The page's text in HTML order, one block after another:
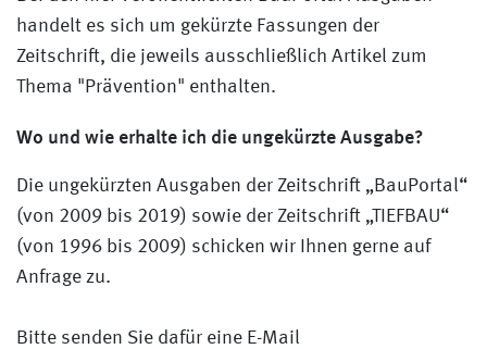
handelt es sich um gekürzte Fassungen der
Zeitschrift, die jeweils ausschließlich Artikel zum
Thema "Prävention" enthalten.
Wo und wie erhalte ich die ungekürzte Ausgabe?
Die ungekürzten Ausgaben der Zeitschrift „BauPortal“
(von 2009 bis 2019) sowie der Zeitschrift „TIEFBAU“
(von 1996 bis 2009) schicken wir Ihnen gerne auf
Anfrage zu.
Bitte senden Sie dafür eine E-Mail